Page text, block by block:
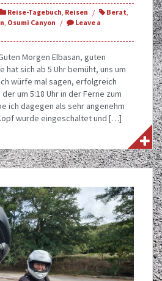
Reise-Tagebuch, Reisen Berat,
, Osumi Canyon
Leave a
Morgen Elbasan, guten
hat sich ab 5 Uhr bemüht, uns um
würfe mal sagen, erfolgreich
um 5:18 Uhr in der Ferne zum
ich dagegen als sehr angenehm
wurde eingeschaltet und […]